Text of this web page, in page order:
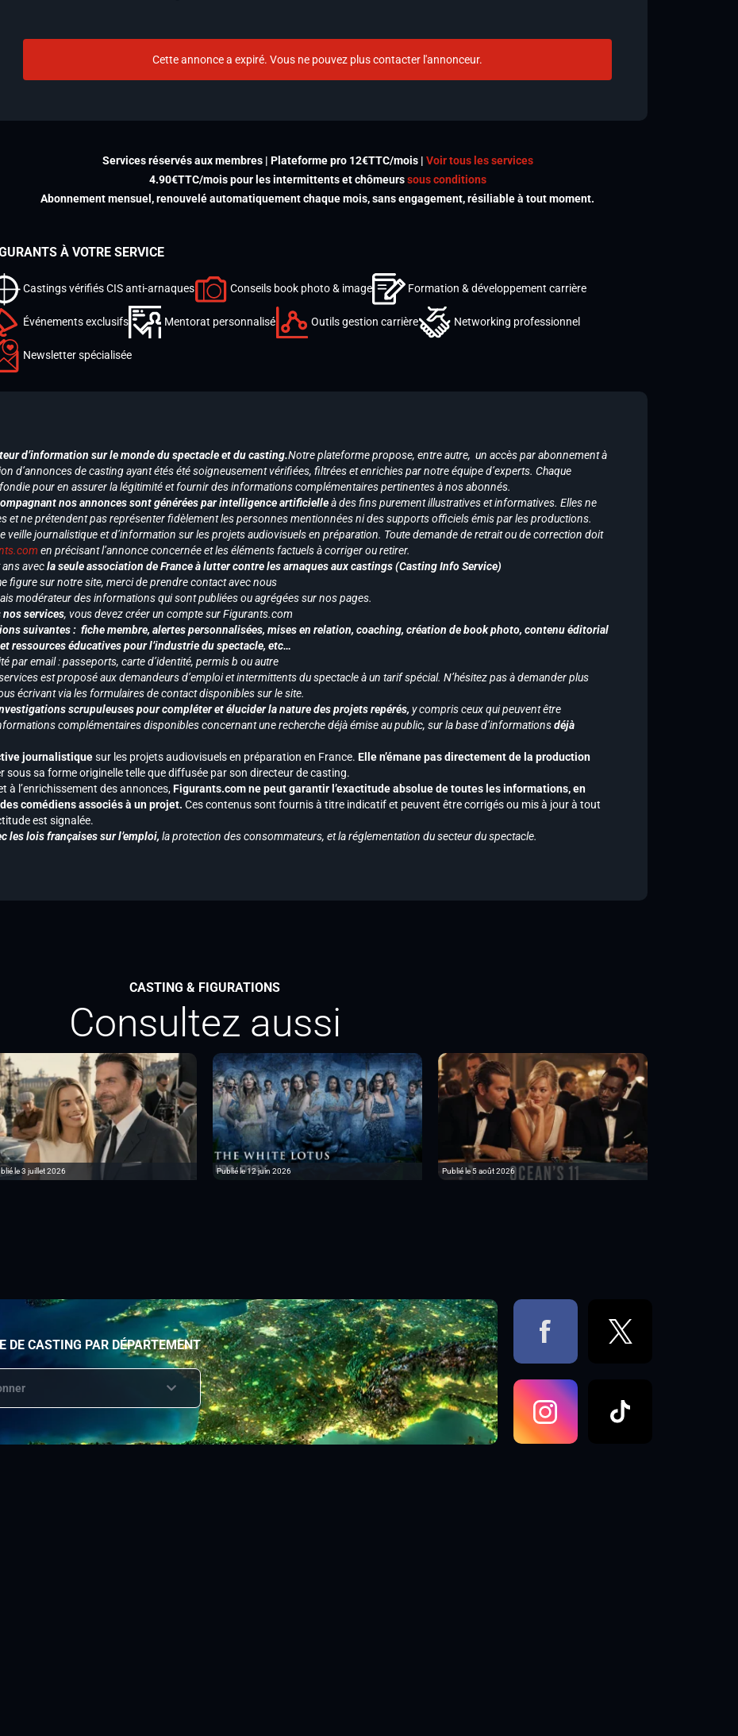
Cette annonce a expiré. Vous ne pouvez plus contacter l'annonceur.
Services réservés aux membres | Plateforme pro 12€TTC/mois | Voir tous les services
4.90€TTC/mois pour les intermittents et chômeurssous conditions
Abonnement mensuel, renouvelé automatiquement chaque mois, sans engagement, résiliable à tout moment.
À VOTRE SERVICE
Castings vérifiés CIS anti-arnaques Conseils book photo & image Formation & développement carrière
Événements exclusifs Mentorat personnalisé Outils gestion carrière Networking professionnel
Newsletter spécialisée
d’information sur le monde du spectacle et du casting.Notre plateforme propose, entre autre, un accès par abonnement à
d’annonces de casting ayant étés été soigneusement vérifiées, filtrées et enrichies par notre équipe d’experts. Chaque
pour en assurer la légitimité et fournir des informations complémentaires pertinentes à nos abonnés.
nos annonces sont générées par intelligence artificielleà des fins purement illustratives et informatives. Elles ne
et ne prétendent pas représenter fidèlement les personnes mentionnées ni des supports officiels émis par les productions.
veille journalistique et d’information sur les projets audiovisuels en préparation. Toute demande de retrait ou de correction doit
en précisant l’annonce concernée et les éléments factuels à corriger ou retirer.
avecla seule association de France à lutter contre les arnaques aux castings (Casting Info Service)
figure sur notre site, merci de prendre contact avec nous
modérateur des informations qui sont publiées ou agrégées sur nos pages.
nos services, vous devez créer un compte sur Figurants.com
suivantes : fiche membre, alertes personnalisées, mises en relation, coaching, création de book photo, contenu éditorial
ressources éducatives pour l’industrie du spectacle, etc…
par email : passeports, carte d’identité, permis b ou autre
est proposé aux demandeurs d’emploi et intermittents du spectacle à un tarif spécial. N’hésitez pas à demander plus
écrivant via les formulaires de contact disponibles sur le site.
scrupuleuses pour compléter et élucider la nature des projets repérés, y compris ceux qui peuvent être
complémentaires disponibles concernant une recherche déjà émise au public, sur la base d’informationsdéjà
journalistiquesur les projets audiovisuels en préparation en France. Elle n’émane pas directement de la production
sous sa forme originelle telle que diffusée par son directeur de casting.
à l’enrichissement des annonces,Figurants.com ne peut garantir l’exactitude absolue de toutes les informations, en
comédiens associés à un projet. Ces contenus sont fournis à titre indicatif et peuvent être corrigés ou mis à jour à tout
est signalée.
les lois françaises sur l’emploi, la protection des consommateurs, et la réglementation du secteur du spectacle.
CASTING & FIGURATIONS
Consultez aussi
le 3 juillet 2026 Publié le 12 juin 2026 Publié le 5 août 2026
DE CASTING PAR DÉPARTEMENT